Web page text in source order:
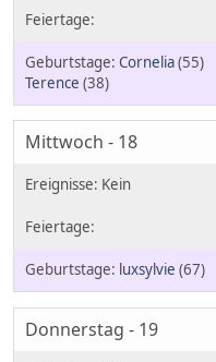
Cornelia(55)
Terence (38)
Mittwoch - 18
luxsylvie (67)
Donnerstag - 19